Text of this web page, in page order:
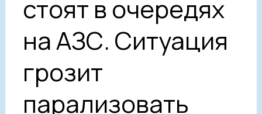
стоят в очередях
на АЗС. Ситуация
грозит
парализовать